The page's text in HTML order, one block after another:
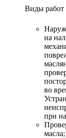
Виды работ
на
во
при
масла;